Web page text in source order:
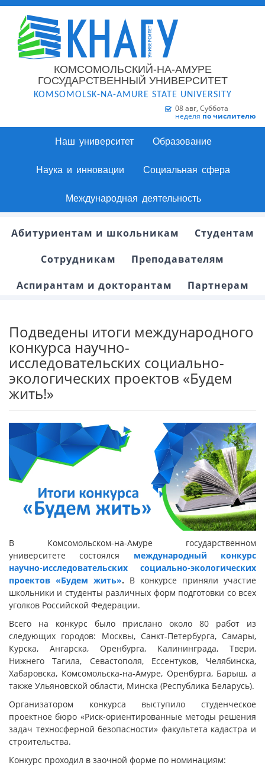
КОМСОМОЛЬСКИЙ-НА-АМУРЕ
ГОСУДАРСТВЕННЫЙ УНИВЕРСИТЕТ
KOMSOMOLSK-NA-AMURE STATE UNIVERSITY
08 авг, Суббота
неделя по числителю
Наш университет Образование
Наука и инновации Социальная сфера
Международная деятельность
Абитуриентам и школьникам
Студентам
Сотрудникам
Преподавателям
Аспирантам и докторантам
Партнерам
Подведены итоги международного
конкурса научно-
исследовательских социально-
экологических проектов «Будем
жить!»
В Комсомольском-на-Амуре государственном
университете состоялся международный конкурс
научно-исследовательских социально-экологических
проектов «Будем жить». В конкурсе приняли участие
школьники и студенты различных форм подготовки со всех
уголков Российской Федерации.
Всего на конкурс было прислано около 80 работ из
следующих городов: Москвы, Санкт-Петербурга, Самары,
Курска, Ангарска, Оренбурга, Калининграда, Твери,
Нижнего Тагила, Севастополя, Ессентуков, Челябинска,
Хабаровска, Комсомольска-на-Амуре, Оренбурга, Барыш, а
также Ульяновской области, Минска (Республика Беларусь).
Организатором конкурса выступило студенческое
проектное бюро «Риск-ориентированные методы решения
задач техносферной безопасности» факультета кадастра и
строительства.
Конкурс проходил в заочной форме по номинациям: